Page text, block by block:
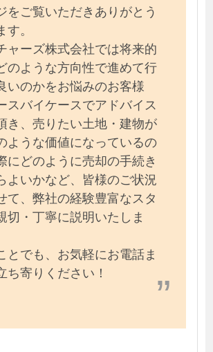
をご覧いただきありがとう
。
ャーズ株式会社では将来的
のような方向性で進めて行
いのかをお悩みのお客様
スバイケースでアドバイス
き、売りたい土地・建物が
ような価値になっているの
にどのように売却の手続き
よいかなど、皆様のご状況
て、弊社の経験豊富なスタ
切・丁寧に説明いたしま
とでも、お気軽にお電話ま
ち寄りください！